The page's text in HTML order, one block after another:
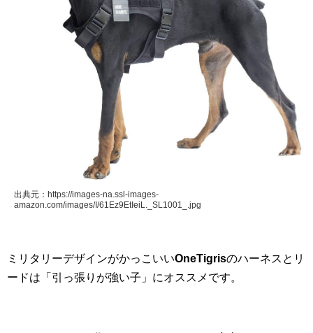
出典元：https://images-na.ssl-images-
amazon.com/images/I/61Ez9EtIeiL._SL1001_.jpg
ミリタリーデザインがかっこいいOneTigrisのハーネスとリ
ードは「引っ張りが強い子」にオススメです。